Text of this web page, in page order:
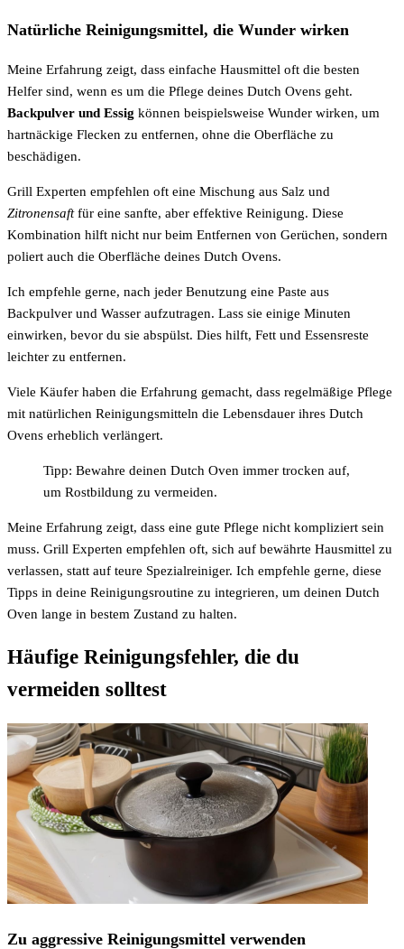
Natürliche Reinigungsmittel, die Wunder wirken
Meine Erfahrung zeigt, dass einfache Hausmittel oft die besten
Helfer sind, wenn es um die Pflege deines Dutch Ovens geht.
Backpulver und Essig können beispielsweise Wunder wirken, um
hartnäckige Flecken zu entfernen, ohne die Oberfläche zu
beschädigen.
Grill Experten empfehlen oft eine Mischung aus Salz und
Zitronensaftfür eine sanfte, aber effektive Reinigung. Diese
Kombination hilft nicht nur beim Entfernen von Gerüchen, sondern
poliert auch die Oberfläche deines Dutch Ovens.
Ich empfehle gerne, nach jeder Benutzung eine Paste aus
Backpulver und Wasser aufzutragen. Lass sie einige Minuten
einwirken, bevor du sie abspülst. Dies hilft, Fett und Essensreste
leichter zu entfernen.
Viele Käufer haben die Erfahrung gemacht, dass regelmäßige Pflege
mit natürlichen Reinigungsmitteln die Lebensdauer ihres Dutch
Ovens erheblich verlängert.
Tipp: Bewahre deinen Dutch Oven immer trocken auf,
um Rostbildung zu vermeiden.
Meine Erfahrung zeigt, dass eine gute Pflege nicht kompliziert sein
muss. Grill Experten empfehlen oft, sich auf bewährte Hausmittel zu
verlassen, statt auf teure Spezialreiniger. Ich empfehle gerne, diese
Tipps in deine Reinigungsroutine zu integrieren, um deinen Dutch
Oven lange in bestem Zustand zu halten.
Häufige Reinigungsfehler, die du
vermeiden solltest
Zu aggressive Reinigungsmittel verwenden